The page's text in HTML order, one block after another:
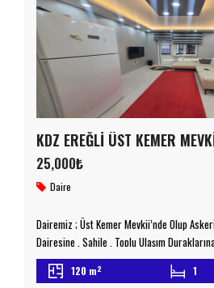
25,000₺
Daire
Dairemiz ; Üst Kemer Mevkii’nde Olup
Dairesine , Sahile , Toplu Ulaşım
Dairemiz Bakımlı Ve Masrafsızdır Kapalı
Salon Büyüklüğünde Geniş Ve Ferahtır
120 m2 1